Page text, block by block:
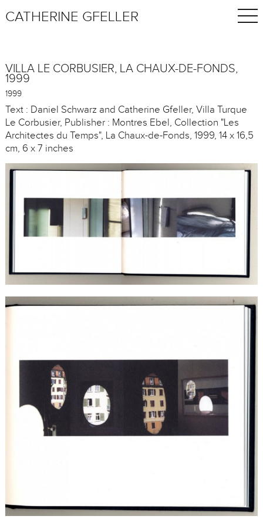
CATHERINE GFELLER
VILLA LE CORBUSIER, LA CHAUX-DE-FONDS,
1999
1999
Text : Daniel Schwarz and Catherine Gfeller, Villa Turque
Le Corbusier, Publisher : Montres Ebel, Collection "Les
Architectes du Temps", La Chaux-de-Fonds, 1999, 14 x 16,5
cm, 6 x 7 inches